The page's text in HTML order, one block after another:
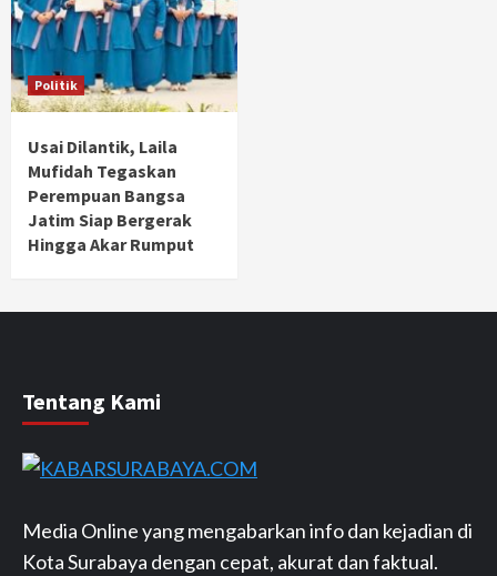
Politik
Usai Dilantik, Laila
Mufidah Tegaskan
Perempuan Bangsa
Jatim Siap Bergerak
Hingga Akar Rumput
Tentang Kami
Media Online yang mengabarkan info dan kejadian di
Kota Surabaya dengan cepat, akurat dan faktual.